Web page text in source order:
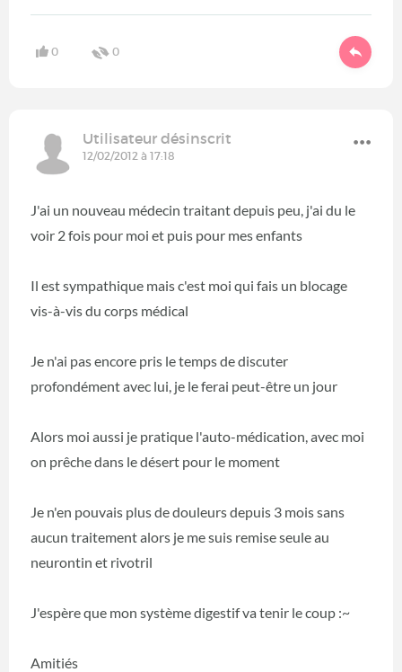
0 0
Utilisateur désinscrit
12/02/2012 à 17:18
J'ai un nouveau médecin traitant depuis peu, j'ai du le
voir 2 fois pour moi et puis pour mes enfants
Il est sympathique mais c'est moi qui fais un blocage
vis-à-vis du corps médical
Je n'ai pas encore pris le temps de discuter
profondément avec lui, je le ferai peut-être un jour
Alors moi aussi je pratique l'auto-médication, avec moi
on prêche dans le désert pour le moment
Je n'en pouvais plus de douleurs depuis 3 mois sans
aucun traitement alors je me suis remise seule au
neurontin et rivotril
J'espère que mon système digestif va tenir le coup :~
Amitiés